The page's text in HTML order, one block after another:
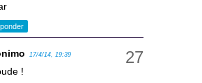
17/4/14, 19:39
!